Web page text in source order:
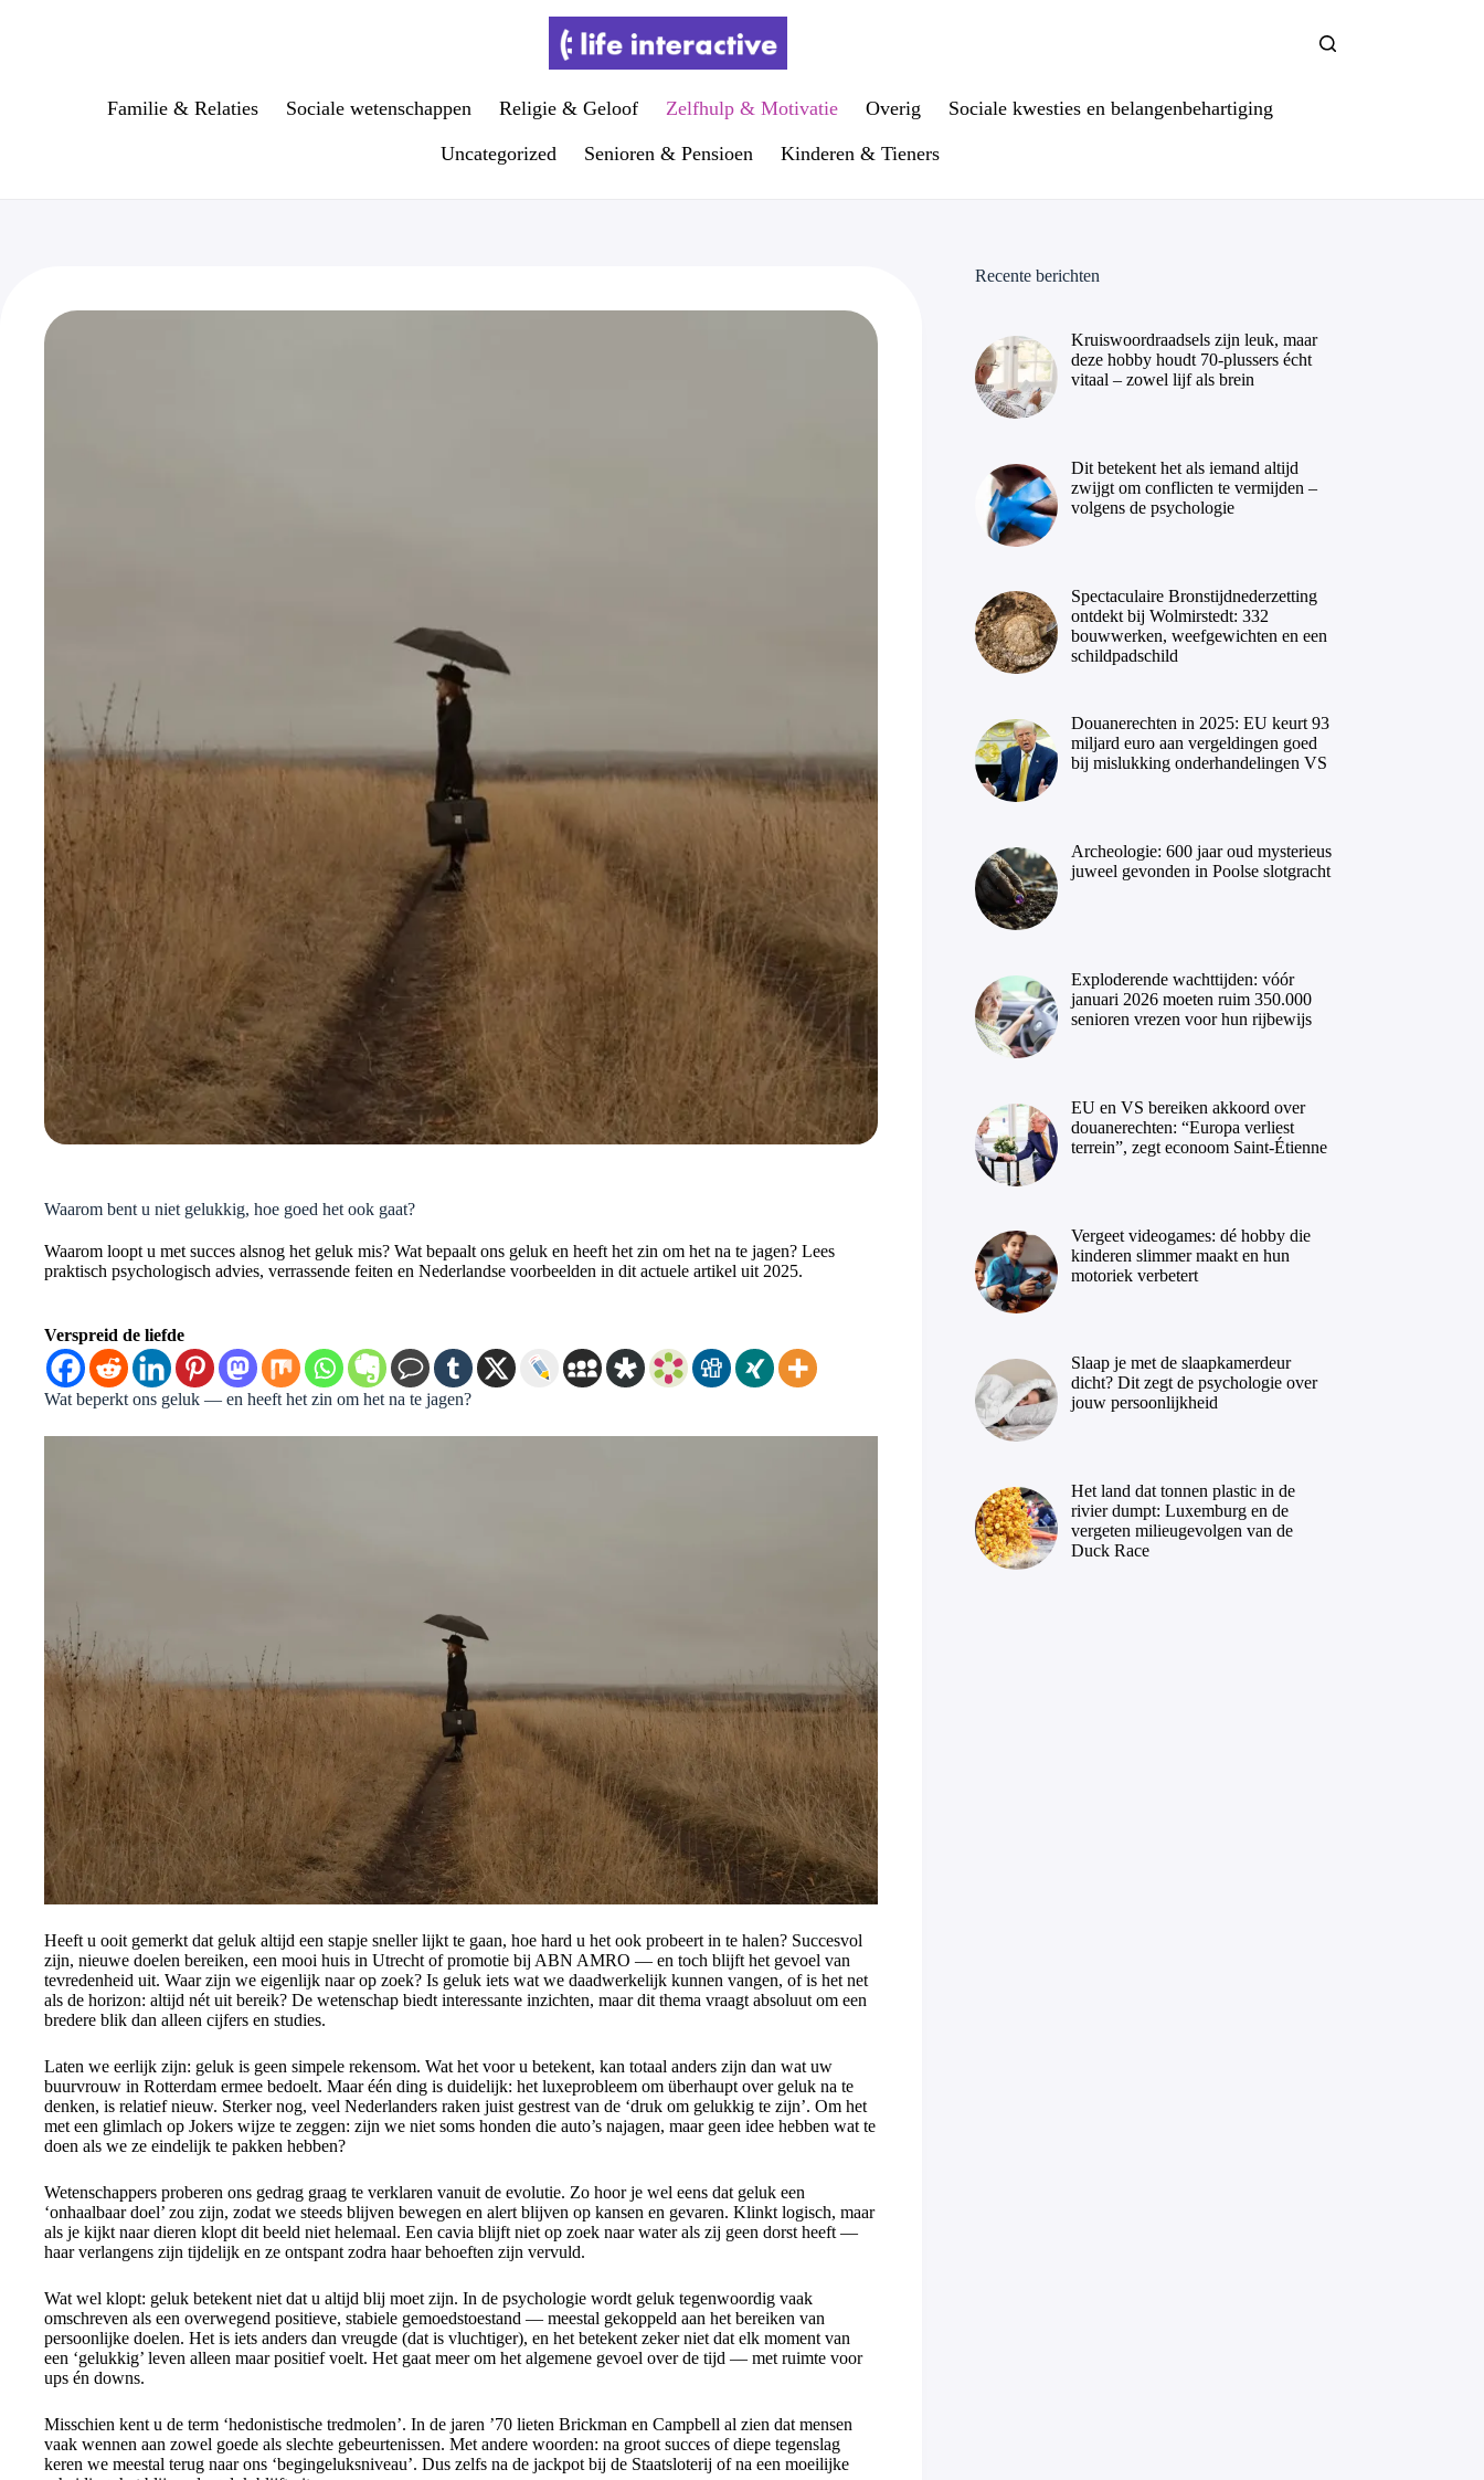
Familie & Relaties Sociale wetenschappen Religie & Geloof Zelfhulp & Motivatie Overig Sociale kwesties en belangenbehartiging
Uncategorized Senioren & Pensioen Kinderen & Tieners
Waarom bent u niet gelukkig, hoe goed het ook gaat?
Waarom loopt u met succes alsnog het geluk mis? Wat bepaalt ons geluk en heeft het zin om het na te jagen? Lees
praktisch psychologisch advies, verrassende feiten en Nederlandse voorbeelden in dit actuele artikel uit 2025.
Verspreid de liefde
Wat beperkt ons geluk — en heeft het zin om het na te jagen?
Heeft u ooit gemerkt dat geluk altijd een stapje sneller lijkt te gaan, hoe hard u het ook probeert in te halen? Succesvol
zijn, nieuwe doelen bereiken, een mooi huis in Utrecht of promotie bij ABN AMRO — en toch blijft het gevoel van
tevredenheid uit. Waar zijn we eigenlijk naar op zoek? Is geluk iets wat we daadwerkelijk kunnen vangen, of is het net
als de horizon: altijd nét uit bereik? De wetenschap biedt interessante inzichten, maar dit thema vraagt absoluut om een
bredere blik dan alleen cijfers en studies.
Laten we eerlijk zijn: geluk is geen simpele rekensom. Wat het voor u betekent, kan totaal anders zijn dan wat uw
buurvrouw in Rotterdam ermee bedoelt. Maar één ding is duidelijk: het luxeprobleem om überhaupt over geluk na te
denken, is relatief nieuw. Sterker nog, veel Nederlanders raken juist gestrest van de ‘druk om gelukkig te zijn’. Om het
met een glimlach op Jokers wijze te zeggen: zijn we niet soms honden die auto’s najagen, maar geen idee hebben wat te
doen als we ze eindelijk te pakken hebben?
Wetenschappers proberen ons gedrag graag te verklaren vanuit de evolutie. Zo hoor je wel eens dat geluk een
‘onhaalbaar doel’ zou zijn, zodat we steeds blijven bewegen en alert blijven op kansen en gevaren. Klinkt logisch, maar
als je kijkt naar dieren klopt dit beeld niet helemaal. Een cavia blijft niet op zoek naar water als zij geen dorst heeft —
haar verlangens zijn tijdelijk en ze ontspant zodra haar behoeften zijn vervuld.
Wat wel klopt: geluk betekent niet dat u altijd blij moet zijn. In de psychologie wordt geluk tegenwoordig vaak
omschreven als een overwegend positieve, stabiele gemoedstoestand — meestal gekoppeld aan het bereiken van
persoonlijke doelen. Het is iets anders dan vreugde (dat is vluchtiger), en het betekent zeker niet dat elk moment van
een ‘gelukkig’ leven alleen maar positief voelt. Het gaat meer om het algemene gevoel over de tijd — met ruimte voor
ups én downs.
Misschien kent u de term ‘hedonistische tredmolen’. In de jaren ’70 lieten Brickman en Campbell al zien dat mensen
vaak wennen aan zowel goede als slechte gebeurtenissen. Met andere woorden: na groot succes of diepe tegenslag
keren we meestal terug naar ons ‘begingeluksniveau’. Dus zelfs na de jackpot bij de Staatsloterij of na een moeilijke
Recente berichten
Kruiswoordraadsels zijn leuk, maar
deze hobby houdt 70-plussers écht
vitaal – zowel lijf als brein
Dit betekent het als iemand altijd
zwijgt om conflicten te vermijden –
volgens de psychologie
Spectaculaire Bronstijdnederzetting
ontdekt bij Wolmirstedt: 332
bouwwerken, weefgewichten en een
schildpadschild
Douanerechten in 2025: EU keurt 93
miljard euro aan vergeldingen goed
bij mislukking onderhandelingen VS
Archeologie: 600 jaar oud mysterieus
juweel gevonden in Poolse slotgracht
Exploderende wachttijden: vóór
januari 2026 moeten ruim 350.000
senioren vrezen voor hun rijbewijs
EU en VS bereiken akkoord over
douanerechten: “Europa verliest
terrein”, zegt econoom Saint-Étienne
Vergeet videogames: dé hobby die
kinderen slimmer maakt en hun
motoriek verbetert
Slaap je met de slaapkamerdeur
dicht? Dit zegt de psychologie over
jouw persoonlijkheid
Het land dat tonnen plastic in de
rivier dumpt: Luxemburg en de
vergeten milieugevolgen van de
Duck Race